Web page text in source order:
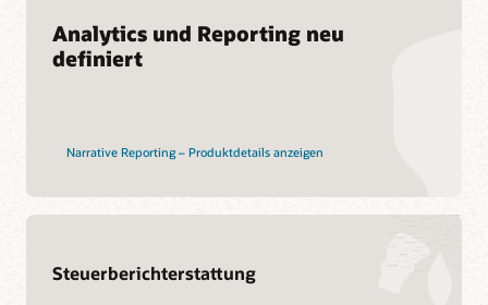
Analytics und Reporting neu
definiert
Narrative Reporting – Produktdetails anzeigen
Steuerberichterstattung